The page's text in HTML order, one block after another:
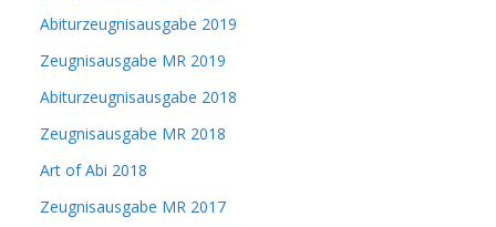
Abiturzeugnisausgabe 2019
Zeugnisausgabe MR 2019
Abiturzeugnisausgabe 2018
Zeugnisausgabe MR 2018
Art of Abi 2018
Zeugnisausgabe MR 2017